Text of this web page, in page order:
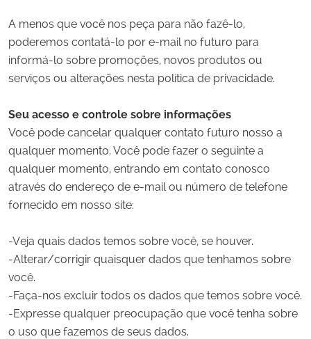
A menos que você nos peça para não fazê-lo,
poderemos contatá-lo por e-mail no futuro para
informá-lo sobre promoções, novos produtos ou
serviços ou alterações nesta política de privacidade.
Seu acesso e controle sobre informações
Você pode cancelar qualquer contato futuro nosso a
qualquer momento. Você pode fazer o seguinte a
qualquer momento, entrando em contato conosco
através do endereço de e-mail ou número de telefone
fornecido em nosso site:
-Veja quais dados temos sobre você, se houver.
-Alterar/corrigir quaisquer dados que tenhamos sobre
você.
-Faça-nos excluir todos os dados que temos sobre você.
-Expresse qualquer preocupação que você tenha sobre
o uso que fazemos de seus dados.